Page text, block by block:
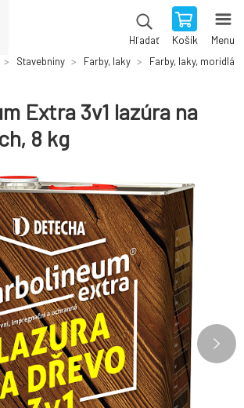
Hľadať Košík Menu
Stavebniny Farby, laky
Farby, laky, moridlá
Extra 3v1 lazúra na
8 kg